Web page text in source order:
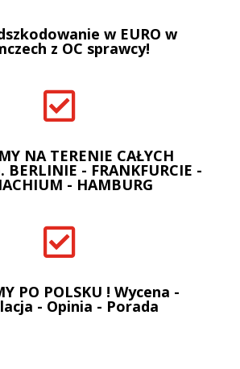
w EURO w
z OC sprawcy!

NA TERENIE CAŁYCH
BERLINIE - FRANKFURCIE -
- HAMBURG

PO POLSKU ! Wycena -
- Opinia - Porada